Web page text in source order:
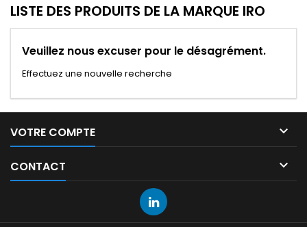
LISTE DES PRODUITS DE LA MARQUE IRO
Veuillez nous excuser pour le désagrément.
Effectuez une nouvelle recherche
VOTRE COMPTE 
CONTACT 